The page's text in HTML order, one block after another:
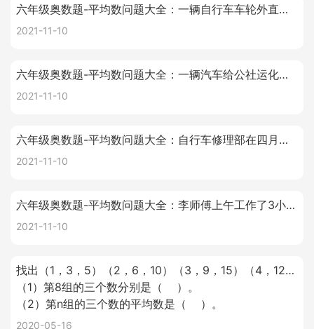
六年级奥数题-平均数问题大全：一辆自行车车轮外直径70厘米，如果平均每分钟车轮转100周，从望直港镇到宝应县城大约需要25分钟。望直港镇到宝应县城大约多少千米？
2021-11-10
六年级奥数题-平均数问题大全：一辆汽车给公社运化肥，上午运5次，共运30.7吨，下午运4次，比上午少运6.5吨，平均每次运化肥多少吨?
2021-11-10
六年级奥数题-平均数问题大全：自行车修理部在四月份上半月修自行车165辆，下半月修自行车195辆，四月份平均每天修多少辆?
2021-11-10
六年级奥数题-平均数问题大全：李师傅上午工作了3小时，共加工零件246个，下午工作了4小时，共加工零件342个。李师傅这一天平均每小时加工多少个零件?
2021-11-10
找出（1，3，5）（2，6，10）（3，9，15）（4，12，20）……的排列规律，再填空。
（1）第8组的三个数分别是（ ）。
（2）第n组的三个数的平均数是（ ）。
2020-05-16